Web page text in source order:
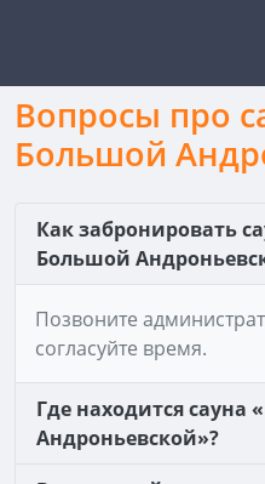
Вопросы про
Большой
Как забронировать
Большой
Позвоните
согласуйте время.
Где находится сауна
Андроньевской»?